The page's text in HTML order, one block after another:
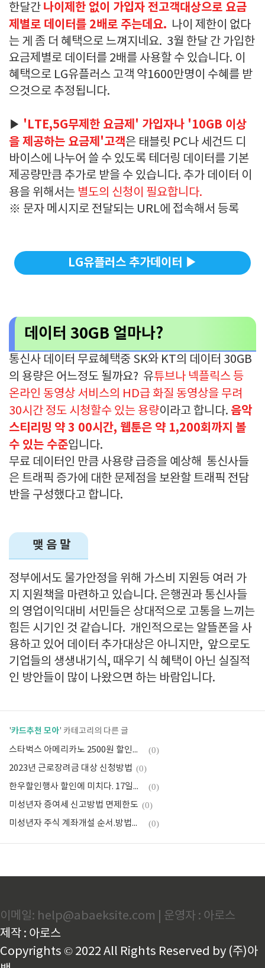
한달간 나이제한 없이 가입자 전고객대상으로 요금
제별로 데이터를 2배로 주는데요. 나이 제한이 없다
는 게 좀 더 혜택으로 느껴지네요. 3월 한달 간 가입한
요금제별로 데이터를 2배를 사용할 수 있습니다. 이
혜택으로 LG유플러스 고객 약1600만명이 수혜를 받
으것으로 추정됩니다.
▶ 'LTE,5G무제한 요금제' 가입자나 '10GB 이상
을 제공하는 요금제'고객은 태블릿 PC나 세건드 디
바이스에 나누어 쓸 수 있도록 테더링 데이터를 기본
제공량만큼 추가로 받을 수 있습니다. 추가 데이터 이
용을 위해서는 별도의 신청이 필요합니다.
※ 문자 메시지로 전달되는 URL에 접속해서 등록
LG유플러스 추가데이터 ▶
데이터 30GB 얼마나?
통신사 데이터 무료혜택중 SK와 KT의 데이터 30GB
의 용량은 어느정도 될까요? 유튜브나 넥플릭스 등
온라인 동영상 서비스의 HD급 화질 동영상을 무려
30시간 정도 시청할수 있는 용량이라고 합니다. 음악
스티리밍 약 3 00시간, 웹툰은 약 1,200회까지 볼
수 있는 수준입니다.
무료 데이터인 만큼 사용량 급증을 예상해 통신사들
은 트래픽 증가에 대한 문제점을 보완할 트래픽 전담
반을 구성했다고 합니다.
맺 음 말
정부에서도 물가안정을 위해 가스비 지원등 여러 가
지 지원책을 마련하고 있습니다. 은행권과 통신사들
의 영업이익대비 서민들은 상대적으로 고통을 느끼는
힘든 시기인 것 같습니다. 개인적으로는 알뜰폰을 사
용하고 있어 데이터 추가대상은 아니지만, 앞으로도
기업들의 생생내기식, 때우기 식 혜택이 아닌 실질적
인 방안들이 많이 나왔으면 하는 바람입니다.
'카드추천 모아' 카테고리의 다른 글
스타벅스 아메리카노 2500원 할인행사 (0)
2023년 근로장려금 대상 신청방법 (0)
한우할인행사 할인에 미치다. 17일부터 얼마나? (0)
미성년자 증여세 신고방법 면제한도 (0)
미성년자 주식 계좌개설 순서.방법정리 (0)
이메일: help@abaeksite.com | 운영자 : 아로스
제작 : 아로스
Copyrights © 2022 All Rights Reserved by (주)아